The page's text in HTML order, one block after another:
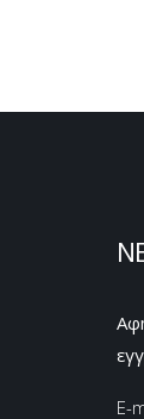
E-